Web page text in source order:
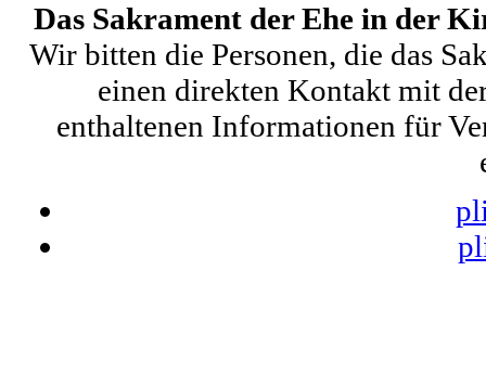
Das Sakrament der Ehe in der
Wir bitten die Personen, die das
einen direkten Kontakt mit
enthaltenen Informationen für